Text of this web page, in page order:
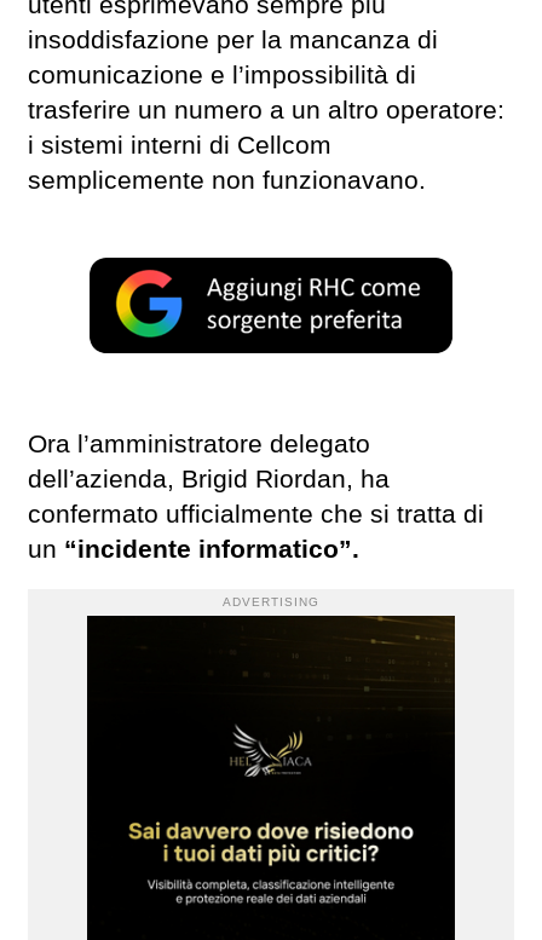
insoddisfazione per la mancanza di
comunicazione e l’impossibilità di
trasferire un numero a un altro operatore:
i sistemi interni di Cellcom
semplicemente non funzionavano.
Ora l’amministratore delegato
dell’azienda, Brigid Riordan, ha
confermato ufficialmente che si tratta di
un “incidente informatico”.
ADVERTISING